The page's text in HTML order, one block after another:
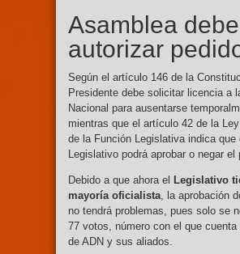
Asamblea debe
autorizar
Según el artículo 146 de la
Presidente debe solicitar licencia a
Nacional para ausentarse
mientras que el artículo 42 de la
de la Función Legislativa indica que
Legislativo podrá aprobar o negar el
Debido a que ahora el
Legislativo
mayoría oficialista , la aprobación
no tendrá problemas, pues solo se
77 votos, número con el que cuenta
de ADN y sus aliados.